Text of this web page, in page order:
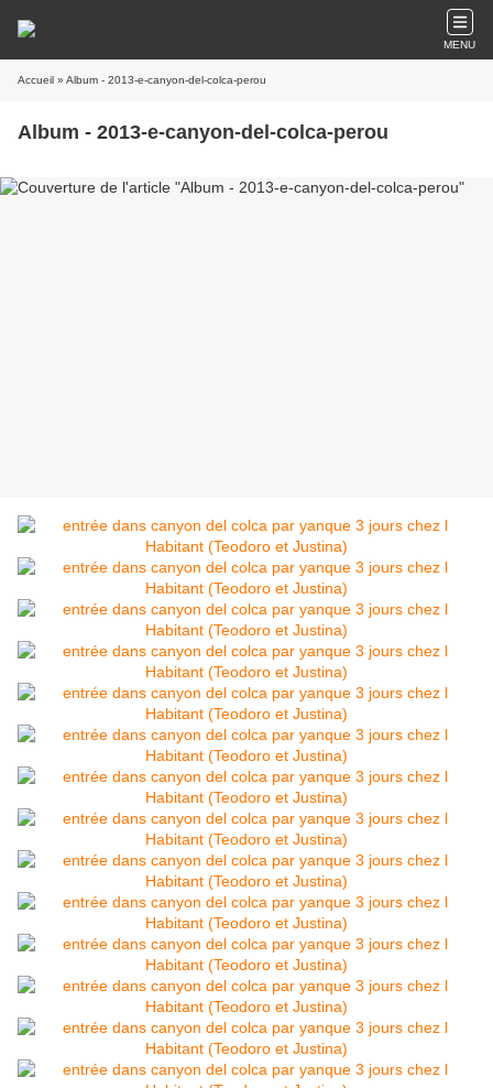
MENU
Accueil » Album - 2013-e-canyon-del-colca-perou
Album - 2013-e-canyon-del-colca-perou